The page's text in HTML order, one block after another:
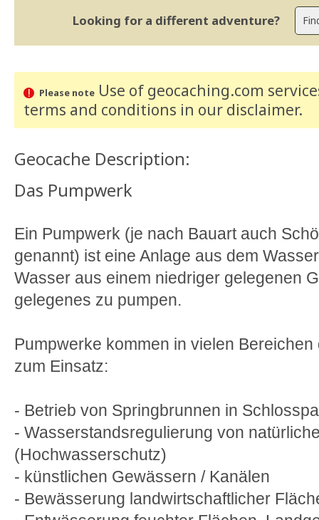
Looking for a different adventure?
Please noteUse of geocaching.com
terms and conditions in our disclaimer.
Geocache Description:
Das Pumpwerk
Ein Pumpwerk (je nach Bauart auch
genannt) ist eine Anlage aus dem
Wasser aus einem niedriger gelegenen
gelegenes zu pumpen.
Pumpwerke kommen in vielen
zum Einsatz:
- Betrieb von Springbrunnen in
- Wasserstandsregulierung von
(Hochwasserschutz)
- künstlichen Gewässern / Kanälen
- Bewässerung landwirtschaftlicher